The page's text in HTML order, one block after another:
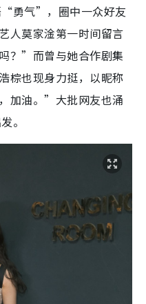
“勇气”，圈中一众好友
人莫家淦第一时间留言
？”而曾与她合作剧集
棕也现身力挺，以昵称
加油。”大批网友也涌
。